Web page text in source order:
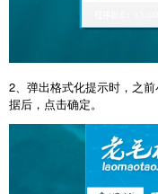
2、弹出格式化提示时，之
据后，点击确定。